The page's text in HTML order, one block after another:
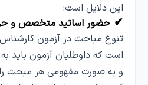
این دلایل است:
✔حضور اساتید متخصص و
تنوع مباحث در آزمون
است که داوطلبان آزمون باید
و به صورت مفهومی هر مبحث را